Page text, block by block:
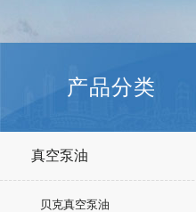
产品分类
真空泵油
贝克真空泵油